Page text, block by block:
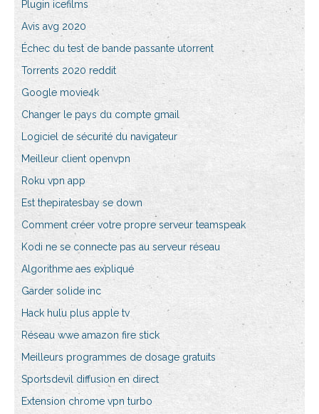
Plugin icefilms
Avis avg 2020
Échec du test de bande passante utorrent
Torrents 2020 reddit
Google movie4k
Changer le pays du compte gmail
Logiciel de sécurité du navigateur
Meilleur client openvpn
Roku vpn app
Est thepiratesbay se down
Comment créer votre propre serveur teamspeak
Kodi ne se connecte pas au serveur réseau
Algorithme aes expliqué
Garder solide inc
Hack hulu plus apple tv
Réseau wwe amazon fire stick
Meilleurs programmes de dosage gratuits
Sportsdevil diffusion en direct
Extension chrome vpn turbo